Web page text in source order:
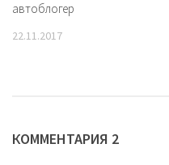
автоблогер
22.11.2017
КОММЕНТАРИЯ 2